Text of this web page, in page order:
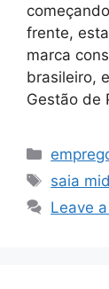
frente,
marca
brasileiro,
Gestão de
Tags
saia
Leave